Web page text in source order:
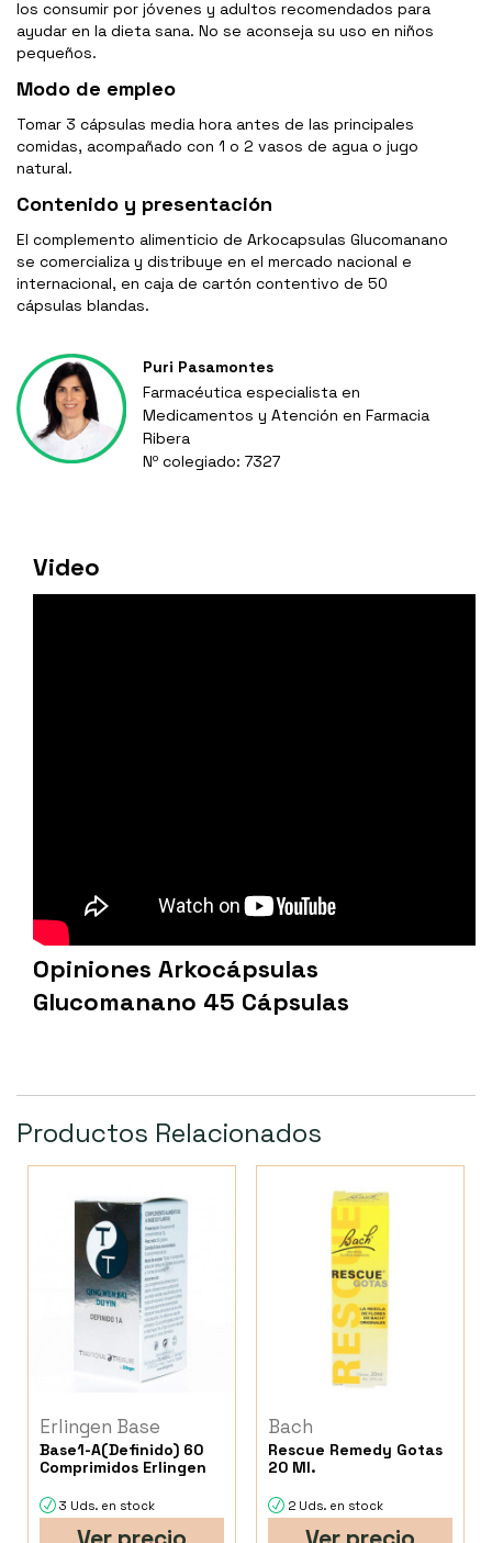
los consumir por jóvenes y adultos recomendados para
ayudar en la dieta sana. No se aconseja su uso en niños
pequeños.
Modo de empleo
Tomar 3 cápsulas media hora antes de las principales
comidas, acompañado con 1 o 2 vasos de agua o jugo
natural.
Contenido y presentación
El complemento alimenticio de Arkocapsulas Glucomanano
se comercializa y distribuye en el mercado nacional e
internacional, en caja de cartón contentivo de 50
cápsulas blandas.
Puri Pasamontes
Farmacéutica especialista en
Medicamentos y Atención en Farmacia
Ribera
Nº colegiado: 7327
Video
Opiniones Arkocápsulas
Glucomanano 45 Cápsulas
Productos Relacionados
Erlingen Base
Base1-A(Definido) 60
Comprimidos Erlingen
3 Uds. en stock
Bach
Rescue Remedy Gotas
20 Ml.
2 Uds. en stock